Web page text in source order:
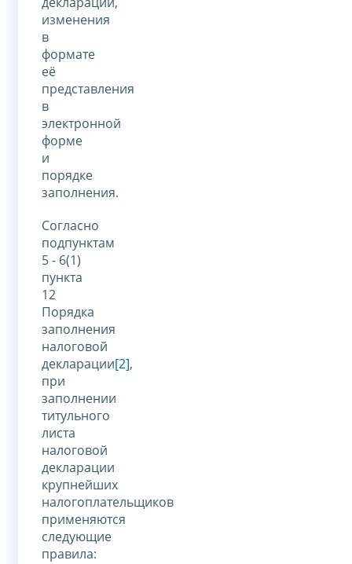
изменения
в
формате
её
представления
в
электронной
форме
и
порядке
заполнения.
Согласно
подпунктам
5 - 6(1)
пункта
12
Порядка
заполнения
налоговой
декларации[2],
при
заполнении
титульного
листа
налоговой
декларации
крупнейших
налогоплательщиков
применяются
следующие
правила: